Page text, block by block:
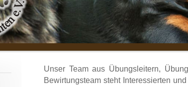
Unser Team aus Übungsleitern,
Bewirtungsteam steht Interessierten